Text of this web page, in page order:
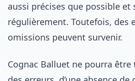
aussi précises que possible
régulièrement. Toutefois, des
omissions peuvent survenir.
Cognac Balluet ne pourra